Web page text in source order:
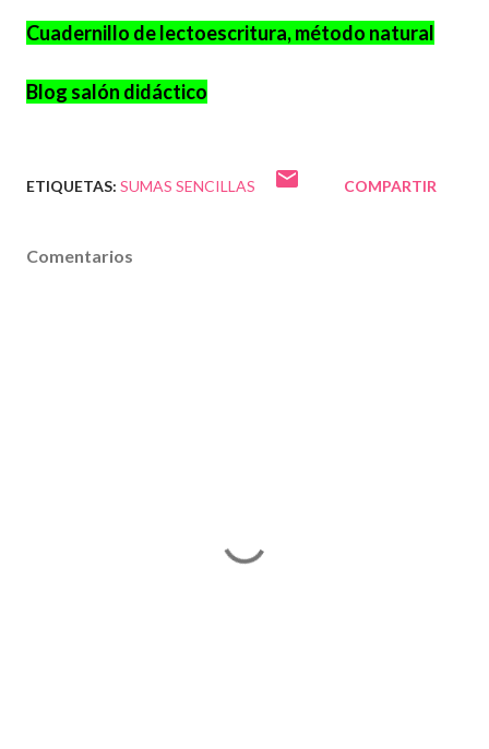
Cuadernillo de lectoescritura, método natural
Blog salón didáctico
ETIQUETAS: SUMAS SENCILLAS COMPARTIR
Comentarios